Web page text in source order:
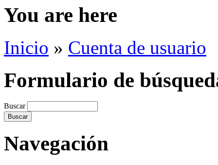
You are here
Inicio » Cuenta de usuario
Formulario de
Buscar
Navegación